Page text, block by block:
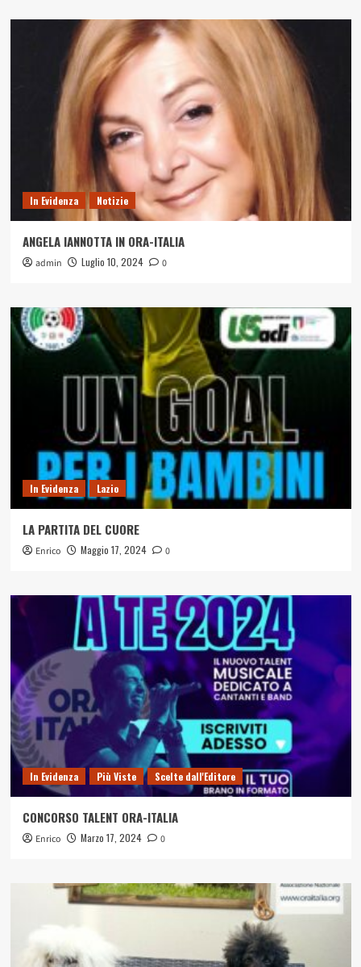
In Evidenza Notizie
ANGELA IANNOTTA IN ORA-ITALIA
admin Luglio 10, 2024 0
In Evidenza Lazio
LA PARTITA DEL CUORE
Enrico Maggio 17, 2024 0
In Evidenza Più Viste Scelte dall'Editore
CONCORSO TALENT ORA-ITALIA
Enrico Marzo 17, 2024 0